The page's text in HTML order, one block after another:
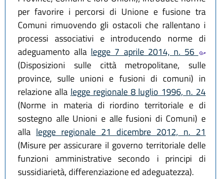
per favorire i percorsi di Unione e fusione tra
Comuni rimuovendo gli ostacoli che rallentano i
processi associativi e introducendo norme di
adeguamento alla legge 7 aprile 2014, n. 56
(Disposizioni sulle città metropolitane, sulle
province, sulle unioni e fusioni di comuni) in
relazione alla legge regionale 8 luglio 1996, n. 24
(Norme in materia di riordino territoriale e di
sostegno alle Unioni e alle fusioni di Comuni) e
alla legge regionale 21 dicembre 2012, n. 21
(Misure per assicurare il governo territoriale delle
funzioni amministrative secondo i principi di
sussidiarietà, differenziazione ed adeguatezza).